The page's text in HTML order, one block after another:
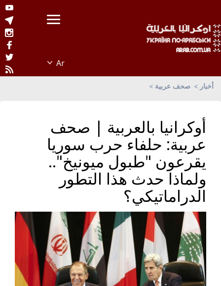
أخبار صحف عربية
أوكرانيا بالعربية | صحف
عربية: حلفاء حرب سوريا
يقرعون "طبول ميونيخ"..
ولماذا حدث هذا التطور
الدراماتيكي؟